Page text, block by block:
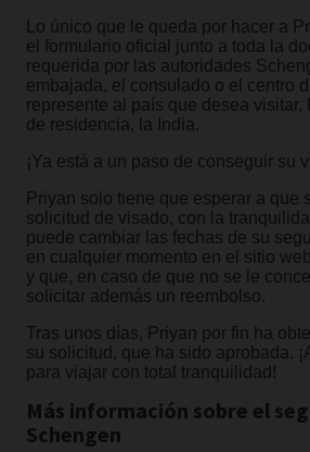
Lo único que le queda por hacer a
el formulario oficial junto a toda la
requerida por las autoridades
embajada, el consulado o el centro
represente al país que desea visitar,
de residencia, la India.
¡Ya está a un paso de conseguir su
Priyan solo tiene que esperar a que
solicitud de visado, con la
puede cambiar las fechas de su
en cualquier momento en el sitio
y que, en caso de que no se le
solicitar además un reembolso.
Tras unos días, Priyan por fin ha
su solicitud, que ha sido aprobada.
para viajar con total tranquilidad!
Más información sobre el
Schengen